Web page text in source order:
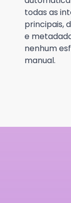
todas as
principais,
e
nenhum
manual.